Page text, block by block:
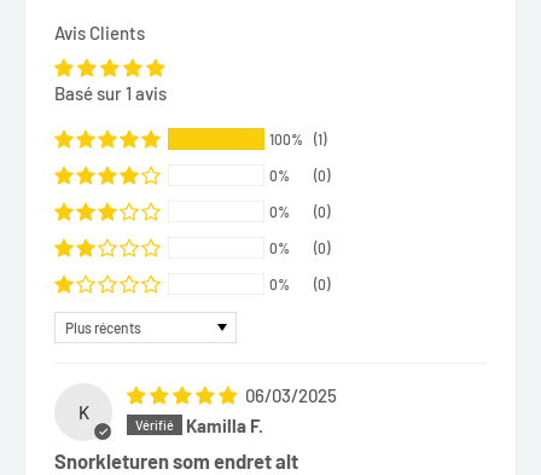
Avis Clients
Basé sur 1 avis
100% (1)
0% (0)
0% (0)
0% (0)
0% (0)
Sort by
K
06/03/2025
Kamilla F.
Snorkleturen som endret alt